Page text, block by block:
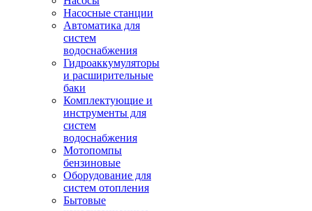
Насосные станции
Автоматика для
систем
водоснабжения
Гидроаккумуляторы
и расширительные
баки
Комплектующие и
инструменты для
систем
водоснабжения
Мотопомпы
бензиновые
Оборудование для
систем отопления
Бытовые